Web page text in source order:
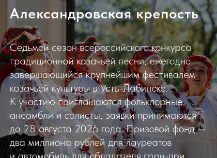
Александровская крепость
Седьмой сезон всероссийского конкурса
традиционной казачьей песни, ежегодно
завершающийся крупнейшим фестивалем
казачьей культуры в Усть-Лабинске.
К участию приглашаются фольклорные
ансамбли и солисты, заявки принимаются
до 28 августа 2026 года. Призовой фонд —
два миллиона рублей для лауреатов